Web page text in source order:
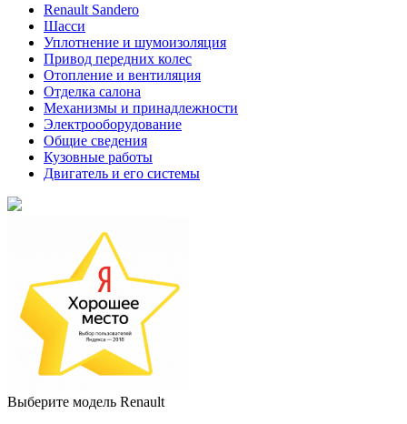
Renault Sandero
Шасси
Уплотнение и шумоизоляция
Привод передних колес
Отопление и вентиляция
Отделка салона
Механизмы и принадлежности
Электрооборудование
Общие сведения
Кузовные работы
Двигатель и его системы
Выберите модель Renault